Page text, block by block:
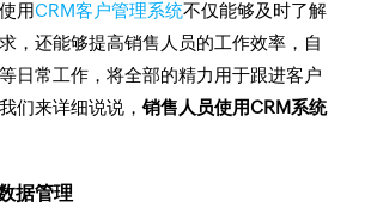
用CRM客户管理系统不仅能够及时了解
，还能够提高销售人员的工作效率，自
日常工作，将全部的精力用于跟进客户
们来详细说说，销售人员使用CRM系统
据管理